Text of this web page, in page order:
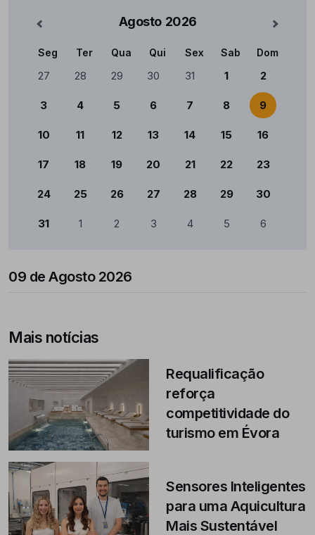
Agosto 2026 Mês
Calendário
Seg Ter Qua Qui Sex Sab Dom
27 28 29 30 31 1 2
3 4 5 6 7 8 9
10 11 12 13 14 15 16
17 18 19 20 21 22 23
24 25 26 27 28 29 30
31 1 2 3 4 5 6
09 de Agosto 2026
Mais notícias
Requalificação
reforça
competitividade do
turismo em Évora
Sensores Inteligentes
para uma Aquicultura
Mais Sustentável